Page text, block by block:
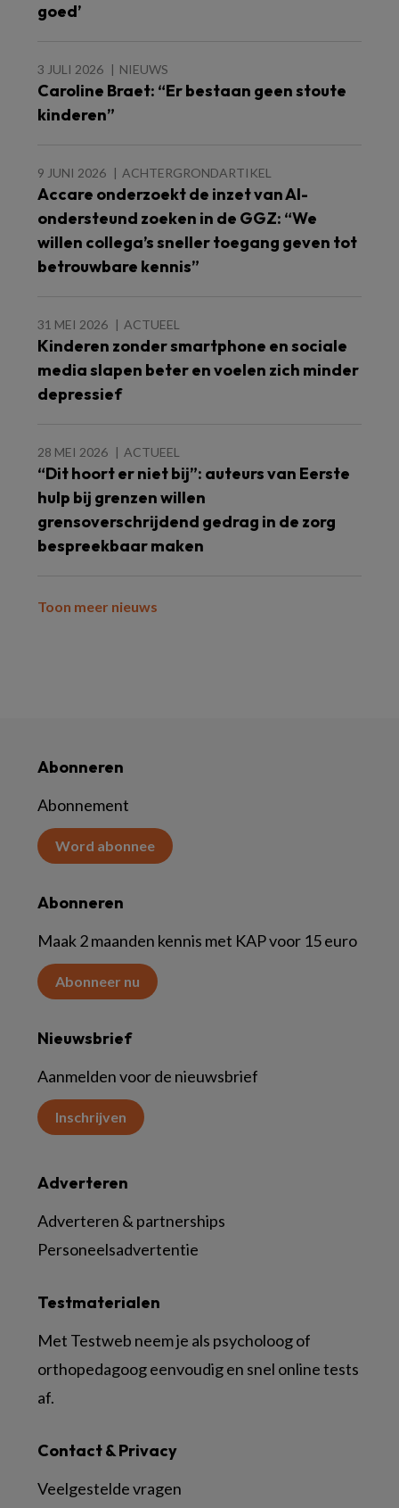
goed’
3 JULI 2026 NIEUWS
Caroline Braet: “Er bestaan geen stoute
kinderen”
9 JUNI 2026 ACHTERGRONDARTIKEL
Accare onderzoekt de inzet van AI-
ondersteund zoeken in de GGZ: “We
willen collega’s sneller toegang geven tot
betrouwbare kennis”
31 MEI 2026 ACTUEEL
Kinderen zonder smartphone en sociale
media slapen beter en voelen zich minder
depressief
28 MEI 2026 ACTUEEL
“Dit hoort er niet bij”: auteurs van Eerste
hulp bij grenzen willen
grensoverschrijdend gedrag in de zorg
bespreekbaar maken
Toon meer nieuws
Abonneren
Abonnement
Word abonnee
Abonneren
Maak 2 maanden kennis met KAP voor 15 euro
Abonneer nu
Nieuwsbrief
Aanmelden voor de nieuwsbrief
Inschrijven
Contact & Privacy
Veelgestelde vragen
Testmaterialen
Met Testweb neem je als psycholoog of
orthopedagoog eenvoudig en snel online tests
af.
Adverteren
Adverteren & partnerships
Personeelsadvertentie